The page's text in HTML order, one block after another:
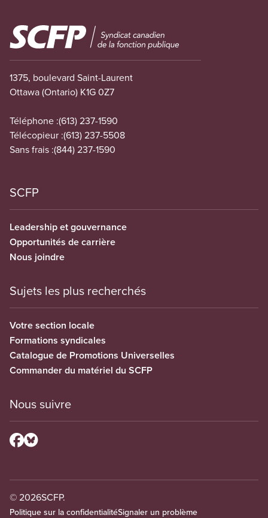
Image
1375, boulevard Saint-Laurent
Ottawa (Ontario) K1G 0Z7
Téléphone :(613) 237-1590
Télécopieur :(613) 237-5508
Sans frais :(844) 237-1590
SCFP
Leadership et gouvernance
Opportunités de carrière
Nous joindre
Sujets les plus recherchés
Votre section locale
Formations syndicales
Catalogue de Promotions Universelles
Commander du matériel du SCFP
Nous suivre
© 2026SCFP.
Politique sur la confidentialitéSignaler un problème